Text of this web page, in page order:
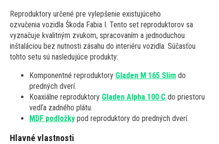
Reproduktory určené pre vylepšenie existujúceho
ozvučenia vozidla Škoda Fabia I. Tento set reproduktorov sa
vyznačuje kvalitným zvukom, spracovaním a jednoduchou
inštaláciou bez nutnosti zásahu do interiéru vozidla. Súčasťou
tohto setu sú nasledujúce produkty:
Komponentné reproduktory Gladen M 165 Slim do
predných dverí.
Koaxiálne reproduktory Gladen Alpha 100 C do priestoru
vedľa zadného plátu.
MDF podložky pod reproduktory do predných dverí.
Hlavné vlastnosti